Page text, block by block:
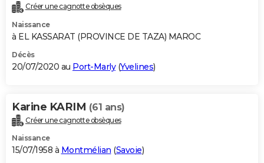
Créer une cagnotte obsèques
Naissance
à EL KASSARAT (PROVINCE DE TAZA) MAROC
Décès
20/07/2020 au Port-Marly(Yvelines)
Karine KARIM (61 ans)
Créer une cagnotte obsèques
Naissance
15/07/1958 à Montmélian (Savoie)